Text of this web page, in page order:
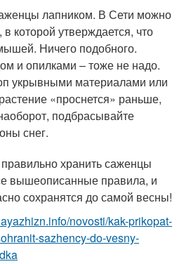
лапником. В Сети можно
которой утверждается, что
Ничего подобного.
и опилками – тоже не надо.
укрывными материалами или
«проснется» раньше,
подбрасывайте
снег.
хранить саженцы
вышеописанные правила, и
сохранятся до самой весны!
novosti/kak-prikopat-
sazhency-do-vesny-